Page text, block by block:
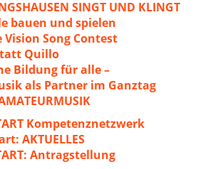
SINGT UND KLINGT
bauen und spielen
Vision Song Contest
Quillo
Bildung für alle –
als Partner im Ganztag
Kompetenznetzwerk
AKTUELLES
Antragstellung